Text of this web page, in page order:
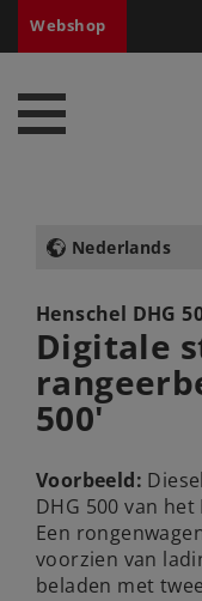
Webshop
Nederlands
Henschel DHG
Digitale
500'
Voorbeeld:
DHG 500 van
Een
voorzien van
beladen met